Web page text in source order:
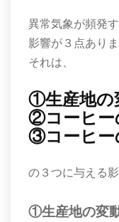
異常気象が頻発
影響が３点ありま
それは、
①生産地の
②コーヒー
③コーヒー
の３つに与える影
①生産地の変